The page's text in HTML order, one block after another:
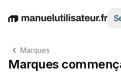
EnglishDeutschEspañol
Marques
Marques